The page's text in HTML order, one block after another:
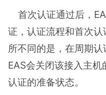
首次认证通过后，
证，认证流程和首次认
所不同的是，在周期认
EAS会关闭该接入主
认证的准备状态。